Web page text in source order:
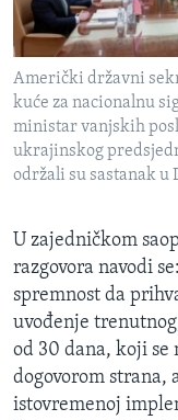
Američki državni
kuće za nacionalnu
ministar vanjskih
ukrajinskog
održali su sastanak u
U zajedničkom
razgovora navodi
spremnost da
uvođenje
od 30 dana, koji
dogovorom strana,
istovremenoj